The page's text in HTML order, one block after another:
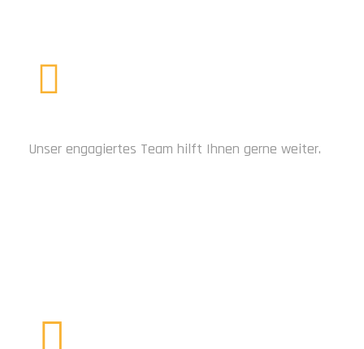
Unser engagiertes Team hilft Ihnen gerne weiter.